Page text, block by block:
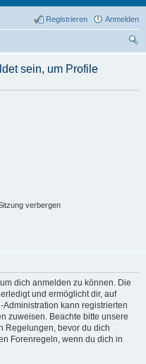
Anmelden
Registrieren
sein, um Profile
verbergen
dich anmelden zu können. Die
und ermöglicht dir, auf
kann registrierten
zuweisen. Beachte bitte unsere
Regelungen, bevor du dich
Forenregeln, wenn du dich in